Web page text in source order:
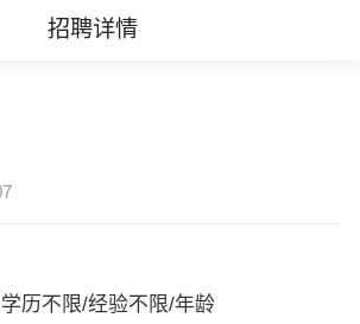
招聘详情
历不限/经验不限/年龄